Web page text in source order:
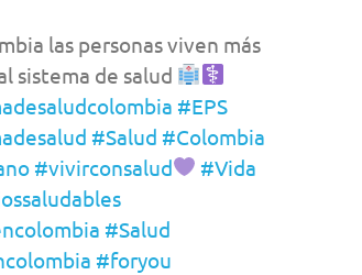
las personas viven más
sistema de salud
#EPS
#Salud #Colombia
#vivirconsalud
#Vida
#Salud
#foryou